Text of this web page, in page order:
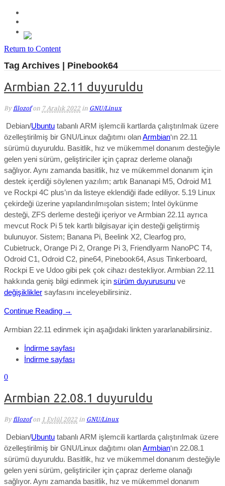
Return to Content
Tag Archives | Pinebook64
Armbian 22.11 duyuruldu
By filozof on 7 Aralık 2022 in GNU/Linux
Debian/Ubuntu tabanlı ARM işlemcili kartlarda çalıştırılmak üzere
özelleştirilmiş bir GNU/Linux dağıtımı olanArmbian‘ın 22.11
sürümü duyuruldu. Basitlik, hız ve mükemmel donanım desteğiyle
gelen yeni sürüm, geliştiriciler için çapraz derleme olanağı
sağlıyor. Aynı zamanda basitlik, hız ve mükemmel donanım için
destek içerdiği söylenen yazılım; artık Bananapi M5, Odroid M1
ve Rockpi 4C plus’ın da listeye eklendiği ifade ediliyor. 5.19 Linux
çekirdeği üzerine yapılandırılmışolan sistem; Intel öykünme
desteği, ZFS derleme desteği içeriyor ve Armbian 22.11 ayrıca
mevcut Rock Pi 5 tek kartlı bilgisayar için desteği geliştirmiş
bulunuyor. Sistem; Banana Pi, Beelink X2, Clearfog pro,
Cubietruck, Orange Pi 2, Orange Pi 3, Friendlyarm NanoPC T4,
Odroid C1, Odroid C2, pine64, Pinebook64, Asus Tinkerboard,
Rockpi E ve Udoo gibi pek çok cihazı destekliyor. Armbian 22.11
hakkında geniş bilgi edinmek için sürüm duyurusunu ve
değişiklikler sayfasını inceleyebilirsiniz.
Continue Reading →
Armbian 22.11 edinmek için aşağıdaki linkten yararlanabilirsiniz.
İndirme sayfası
İndirme sayfası
0
Armbian 22.08.1 duyuruldu
By filozof on 1 Eylül 2022 in GNU/Linux
Debian/Ubuntu tabanlı ARM işlemcili kartlarda çalıştırılmak üzere
özelleştirilmiş bir GNU/Linux dağıtımı olanArmbian‘ın 22.08.1
sürümü duyuruldu. Basitlik, hız ve mükemmel donanım desteğiyle
gelen yeni sürüm, geliştiriciler için çapraz derleme olanağı
sağlıyor. Aynı zamanda basitlik, hız ve mükemmel donanım